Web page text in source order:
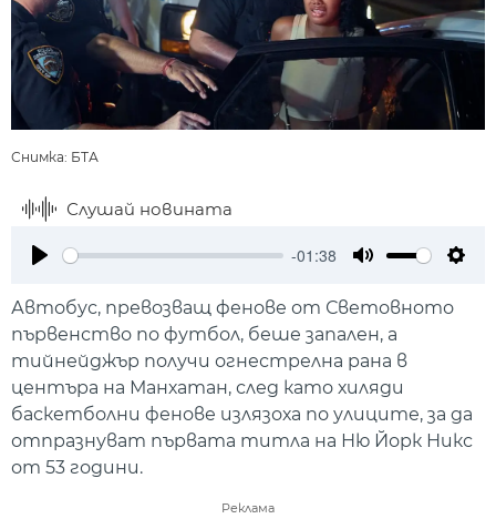
Снимка: БТА
Слушай новината
-01:38
Автобус, превозващ фенове от Световното
първенство по футбол, беше запален, а
тийнейджър получи огнестрелна рана в
центъра на Манхатан, след като хиляди
баскетболни фенове излязоха по улиците, за да
отпразнуват първата титла на Ню Йорк Никс
от 53 години.
Реклама